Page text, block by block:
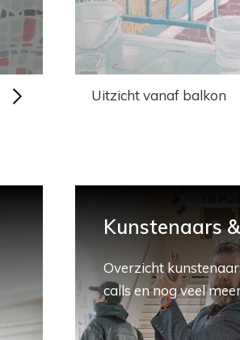
Uitzicht vanaf balkon
Kunstenaars
Overzicht
calls en nog veel